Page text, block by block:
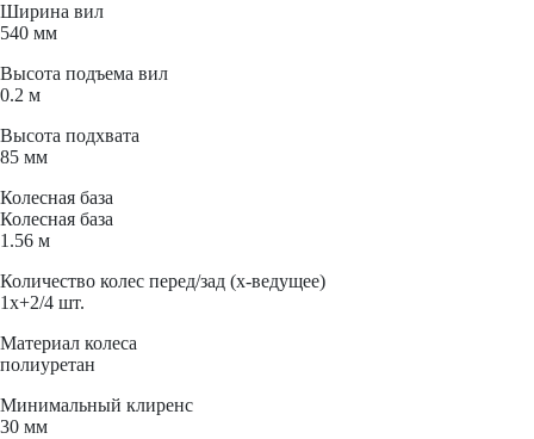
Ширина вил
540 мм
Высота подъема вил
0.2 м
Высота подхвата
85 мм
Колесная база
Колесная база
1.56 м
Количество колес перед/зад (x-ведущее)
1x+2/4 шт.
Материал колеса
полиуретан
Минимальный клиренс
30 мм